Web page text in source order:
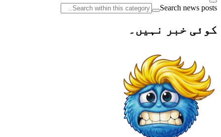
Search news posts
کوئی خبر نہیں۔